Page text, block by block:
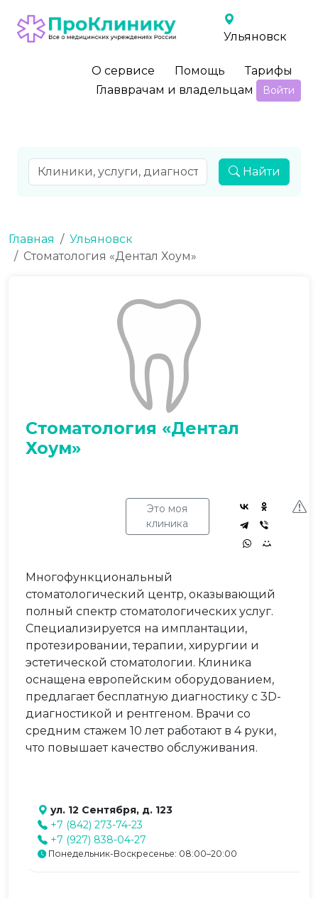
Ульяновск
О сервисе Помощь
Тарифы
Главврачам и владельцам
Войти
Найти
Главная
Ульяновск
Стоматология «Дентал Хоум»
Стоматология «Дентал
Хоум»
Это моя
клиника
Многофункциональный
стоматологический центр, оказывающий
полный спектр стоматологических услуг.
Специализируется на имплантации,
протезировании, терапии, хирургии и
эстетической стоматологии. Клиника
оснащена европейским оборудованием,
предлагает бесплатную диагностику с 3D-
диагностикой и рентгеном. Врачи со
средним стажем 10 лет работают в 4 руки,
что повышает качество обслуживания.
ул. 12 Сентября, д. 123
+7 (842) 273-74-23
+7 (927) 838-04-27
Понедельник-Воскресенье: 08:00–20:00